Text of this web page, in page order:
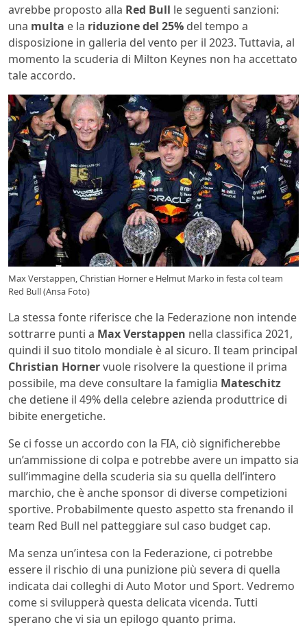
avrebbe proposto alla Red Bull le seguenti sanzioni:
una multa e la riduzione del 25% del tempo a
disposizione in galleria del vento per il 2023. Tuttavia, al
momento la scuderia di Milton Keynes non ha accettato
tale accordo.
Max Verstappen, Christian Horner e Helmut Marko in festa col team
Red Bull (Ansa Foto)
La stessa fonte riferisce che la Federazione non intende
sottrarre punti a Max Verstappen nella classifica 2021,
quindi il suo titolo mondiale è al sicuro. Il team principal
Christian Hornervuole risolvere la questione il prima
possibile, ma deve consultare la famiglia Mateschitz
che detiene il 49% della celebre azienda produttrice di
bibite energetiche.
Se ci fosse un accordo con la FIA, ciò significherebbe
un’ammissione di colpa e potrebbe avere un impatto sia
sull’immagine della scuderia sia su quella dell’intero
marchio, che è anche sponsor di diverse competizioni
sportive. Probabilmente questo aspetto sta frenando il
team Red Bull nel patteggiare sul caso budget cap.
Ma senza un’intesa con la Federazione, ci potrebbe
essere il rischio di una punizione più severa di quella
indicata dai colleghi di Auto Motor und Sport. Vedremo
come si svilupperà questa delicata vicenda. Tutti
sperano che vi sia un epilogo quanto prima.